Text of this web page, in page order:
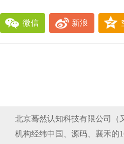
微信 新浪
北京蓦然认知科技有限公司（
机构经纬中国、源码、襄禾的